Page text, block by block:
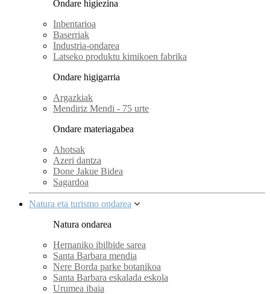
Ondare higiezina
Inbentarioa
Baserriak
Industria-ondarea
Latseko produktu kimikoen fabrika
Ondare higigarria
Argazkiak
Mendiriz Mendi - 75 urte
Ondare materiagabea
Ahotsak
Azeri dantza
Done Jakue Bidea
Sagardoa
Natura eta turismo ondarea
Natura ondarea
Hernaniko ibilbide sarea
Santa Barbara mendia
Nere Borda parke botanikoa
Santa Barbara eskalada eskola
Urumea ibaia